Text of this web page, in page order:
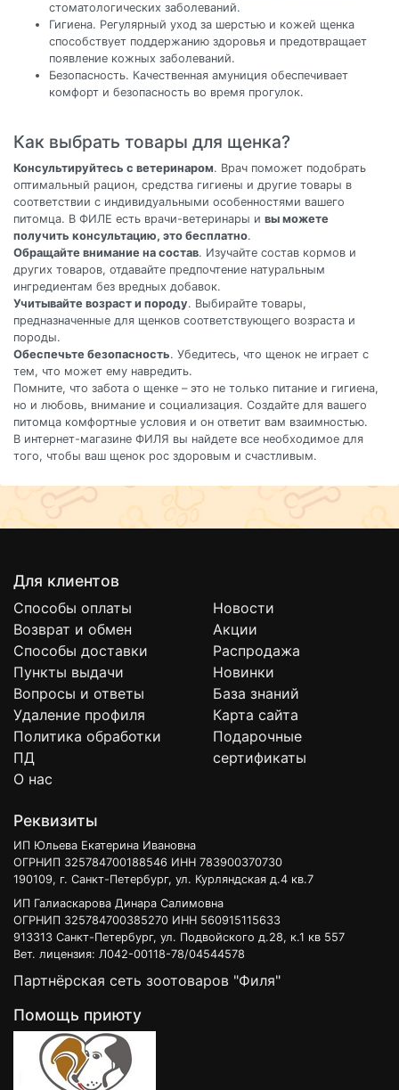
стоматологических заболеваний.
Гигиена. Регулярный уход за шерстью и кожей щенка
способствует поддержанию здоровья и предотвращает
появление кожных заболеваний.
Безопасность. Качественная амуниция обеспечивает
комфорт и безопасность во время прогулок.
Как выбрать товары для щенка?
Консультируйтесь с ветеринаром. Врач поможет подобрать
оптимальный рацион, средства гигиены и другие товары в
соответствии с индивидуальными особенностями вашего
питомца. В ФИЛЕ есть врачи-ветеринары и вы можете
получить консультацию, это бесплатно.
Обращайте внимание на состав. Изучайте состав кормов и
других товаров, отдавайте предпочтение натуральным
ингредиентам без вредных добавок.
Учитывайте возраст и породу. Выбирайте товары,
предназначенные для щенков соответствующего возраста и
породы.
Обеспечьте безопасность. Убедитесь, что щенок не играет с
тем, что может ему навредить.
Помните, что забота о щенке – это не только питание и гигиена,
но и любовь, внимание и социализация. Создайте для вашего
питомца комфортные условия и он ответит вам взаимностью.
В интернет-магазине ФИЛЯ вы найдете все необходимое для
того, чтобы ваш щенок рос здоровым и счастливым.
Для клиентов
Способы оплаты
Возврат и обмен
Способы доставки
Пункты выдачи
Вопросы и ответы
Удаление профиля
Политика обработки
ПД
О нас
Новости
Акции
Распродажа
Новинки
База знаний
Карта сайта
Подарочные
сертификаты
Реквизиты
ИП Юльева Екатерина Ивановна
ОГРНИП 325784700188546 ИНН 783900370730
190109, г. Санкт-Петербург, ул. Курляндская д.4 кв.7
ИП Галиаскарова Динара Салимовна
ОГРНИП 325784700385270 ИНН 560915115633
913313 Санкт-Петербург, ул. Подвойского д.28, к.1 кв 557
Вет. лицензия: Л042-00118-78/04544578
Партнёрская сеть зоотоваров "Филя"
Помощь приюту